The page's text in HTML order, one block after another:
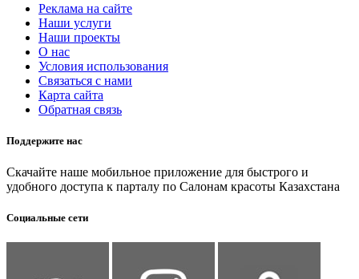
Реклама на сайте
Наши услуги
Наши проекты
О нас
Условия использования
Связаться с нами
Карта сайта
Обратная связь
Поддержите нас
Скачайте наше мобильное приложение для быстрого и
удобного доступа к парталу по Салонам красоты Казахстана
Социальные сети